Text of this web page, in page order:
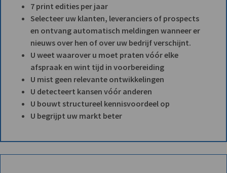
7 print edities per jaar
Selecteer uw klanten, leveranciers of prospects
en ontvang automatisch meldingen wanneer er
nieuws over hen of over uw bedrijf verschijnt.
U weet waarover u moet praten vóór elke
afspraak en wint tijd in voorbereiding
U mist geen relevante ontwikkelingen
U detecteert kansen vóór anderen
U bouwt structureel kennisvoordeel op
U begrijpt uw markt beter